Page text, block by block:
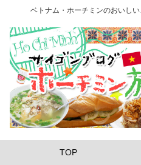
ベトナム・ホーチミンのおいし
TOP